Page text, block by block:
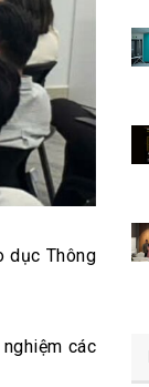
dục Thông
các